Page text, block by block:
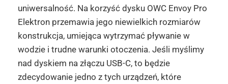
uniwersalność. Na korzyść dysku OWC Envoy Pro
Elektron przemawia jego niewielkich rozmiarów
konstrukcja, umiejąca wytrzymać pływanie w
wodzie i trudne warunki otoczenia. Jeśli myślimy
nad dyskiem na złączu USB-C, to będzie
zdecydowanie jedno z tych urządzeń, które